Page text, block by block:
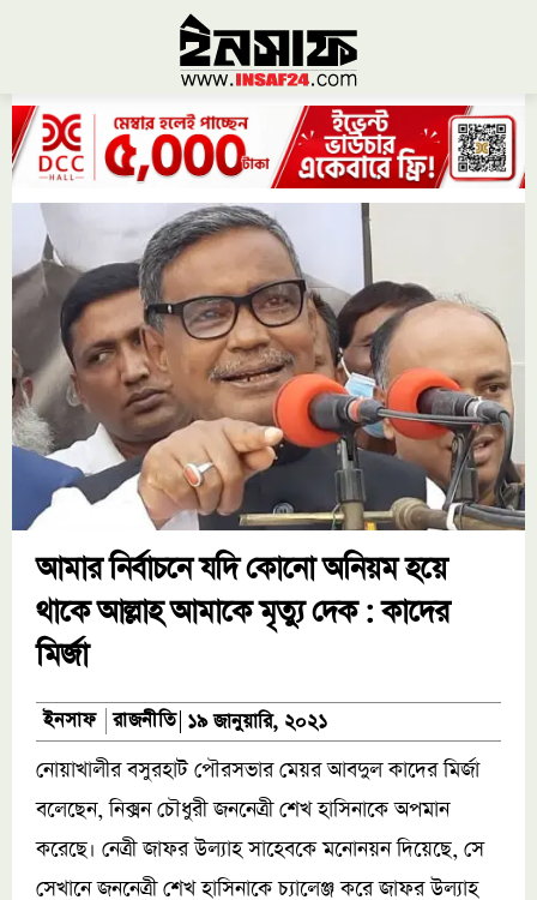
আমার নির্বাচনে যদি কোনো অনিয়ম হয়ে
থাকে আল্লাহ আমাকে মৃত্যু দেক : কাদের
মির্জা
ইনসাফ রাজনীতি ১৯ জানুয়ারি, ২০২১
নোয়াখালীর বসুরহাট পৌরসভার মেয়র আবদুল কাদের মির্জা
বলেছেন, নিক্সন চৌধুরী জননেত্রী শেখ হাসিনাকে অপমান
করেছে। নেত্রী জাফর উল্যাহ সাহেবকে মনোনয়ন দিয়েছে, সে
সেখানে জননেত্রী শেখ হাসিনাকে চ্যালেঞ্জ করে জাফর উল্যাহ